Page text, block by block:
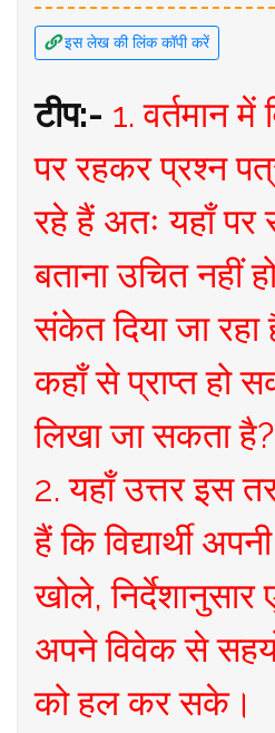
इस लेख की लिंक कॉपी करें
टीप:- 1. वर्तमान में
पर रहकर प्रश्न
रहे हैं अतः यहाँ पर
बताना उचित नहीं
संकेत दिया जा रहा
कहाँ से प्राप्त हो
लिखा जा सकता है?
2. यहाँ उत्तर इस
हैं कि विद्यार्थी
खोले, निर्देशानुसार
अपने विवेक से
को हल कर सके।